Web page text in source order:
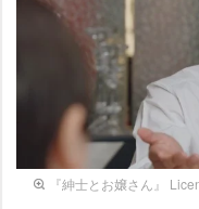
『紳士とお嬢さん』